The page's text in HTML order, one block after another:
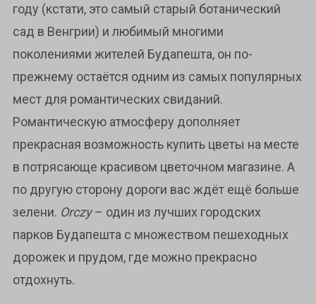
году (кстати, это самый старый ботанический
сад в Венгрии) и любимый многими
поколениями жителей Будапешта, он по-
прежнему остаётся одним из самых популярных
мест для романтических свиданий.
Романтическую атмосферу дополняет
прекрасная возможность купить цветы на месте
в потрясающе красивом цветочном магазине. А
по другую сторону дороги вас ждёт ещё больше
зелени. Orczy– один из лучших городских
парков Будапешта с множеством пешеходных
дорожек и прудом, где можно прекрасно
отдохнуть.